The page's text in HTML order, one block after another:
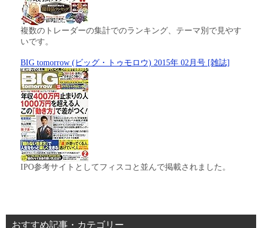
複数のトレーダーの集計でのランキング、テーマ別で見やす
いです。
BIG tomorrow (ビッグ・トゥモロウ) 2015年 02月号 [雑誌]
IPO参考サイトとしてフィスコと並んで掲載されました。
おすすめ記事・カテゴリー